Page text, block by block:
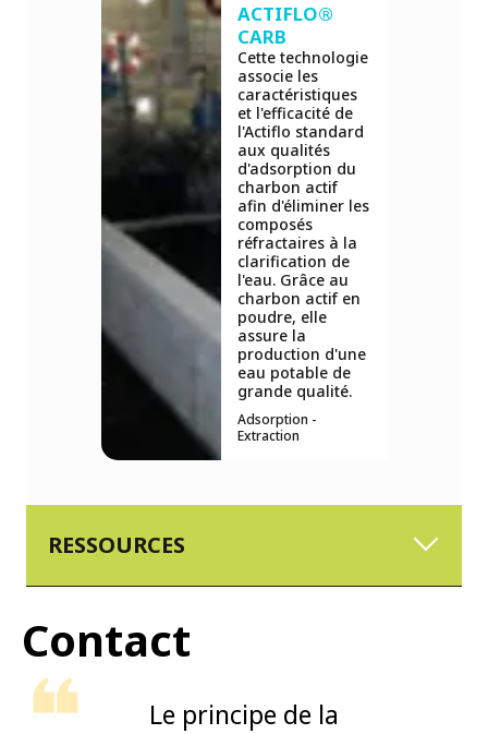
ACTIFLO®
CARB
Cette technologie
associe les
caractéristiques
et l'efficacité de
l'Actiflo standard
aux qualités
d'adsorption du
charbon actif
afin d'éliminer les
composés
réfractaires à la
clarification de
l'eau. Grâce au
charbon actif en
poudre, elle
assure la
production d'une
eau potable de
grande qualité.
Adsorption -
Extraction
RESSOURCES
Contact
Le principe de la